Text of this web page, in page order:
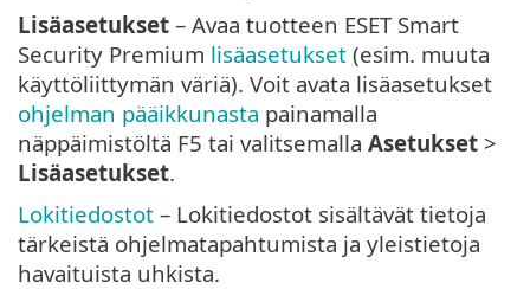
Lisäasetukset – Avaa tuotteen ESET Smart
Security Premium lisäasetukset (esim. muuta
käyttöliittymän väriä). Voit avata lisäasetukset
ohjelman pääikkunasta painamalla
näppäimistöltä F5 tai valitsemalla Asetukset >
Lisäasetukset.
Lokitiedostot – Lokitiedostot sisältävät tietoja
tärkeistä ohjelmatapahtumista ja yleistietoja
havaituista uhkista.